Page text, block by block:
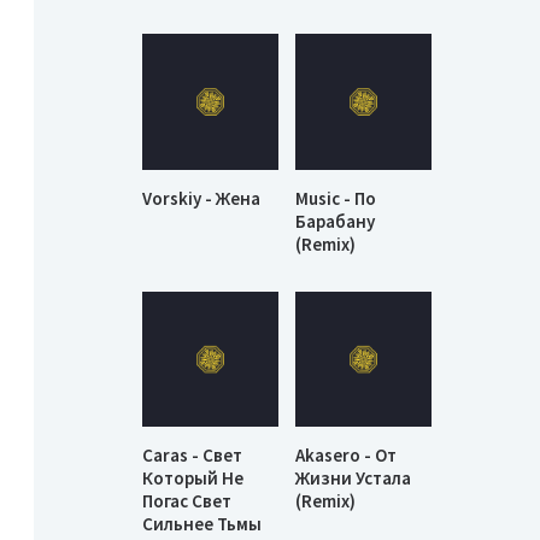
Vorskiy - Жена
Music - По
Барабану
(Remix)
Caras - Свет
Который Не
Погас Свет
Сильнее Тьмы
Akasero - От
Жизни Устала
(Remix)